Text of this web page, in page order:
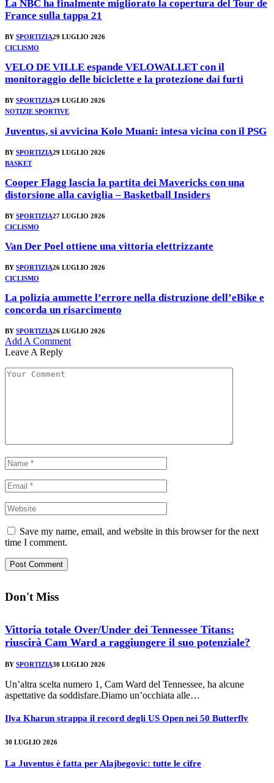
La NBC ha finalmente migliorato la copertura del Tour de
France sulla tappa 21
BY SPORTIZIA29 LUGLIO 2026
CICLISMO
VELO DE VILLE espande VELOWALLET con il
monitoraggio delle biciclette e la protezione dai furti
BY SPORTIZIA29 LUGLIO 2026
NOTIZIE SPORTIVE
Juventus, si avvicina Kolo Muani: intesa vicina con il PSG
BY SPORTIZIA29 LUGLIO 2026
BASKET
Cooper Flagg lascia la partita dei Mavericks con una
distorsione alla caviglia – Basketball Insiders
BY SPORTIZIA27 LUGLIO 2026
CICLISMO
Van Der Poel ottiene una vittoria elettrizzante
BY SPORTIZIA26 LUGLIO 2026
CICLISMO
La polizia ammette l’errore nella distruzione dell’eBike e
concorda un risarcimento
BY SPORTIZIA26 LUGLIO 2026
Add A Comment
Leave A Reply
Save my name, email, and website in this browser for the next
time I comment.
Don't Miss
Vittoria totale Over/Under dei Tennessee Titans:
riuscirà Cam Ward a raggiungere il suo potenziale?
BY SPORTIZIA30 LUGLIO 2026
Un’altra scelta numero 1, Cam Ward del Tennessee, ha alcune
aspettative da soddisfare.Diamo un’occhiata alle…
Ilya Kharun strappa il record degli US Open nei 50 Butterfly
30 LUGLIO 2026
La Juventus è fatta per Alajbegovic: tutte le cifre